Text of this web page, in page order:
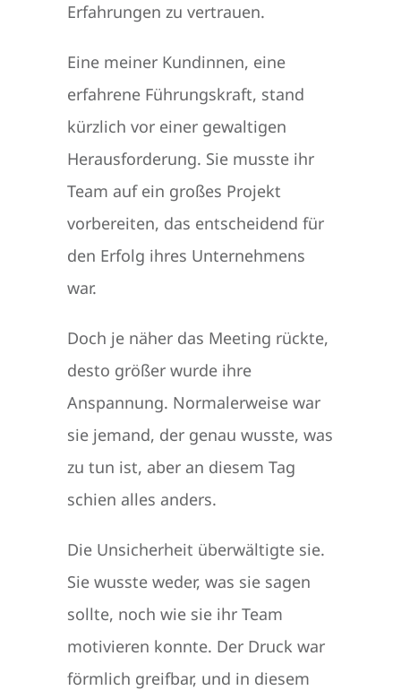
Erfahrungen zu vertrauen.
Eine meiner Kundinnen, eine
erfahrene Führungskraft, stand
kürzlich vor einer gewaltigen
Herausforderung. Sie musste ihr
Team auf ein großes Projekt
vorbereiten, das entscheidend für
den Erfolg ihres Unternehmens
war.
Doch je näher das Meeting rückte,
desto größer wurde ihre
Anspannung. Normalerweise war
sie jemand, der genau wusste, was
zu tun ist, aber an diesem Tag
schien alles anders.
Die Unsicherheit überwältigte sie.
Sie wusste weder, was sie sagen
sollte, noch wie sie ihr Team
motivieren konnte. Der Druck war
förmlich greifbar, und in diesem